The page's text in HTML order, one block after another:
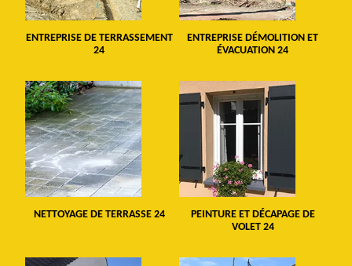
ENTREPRISE DE TERRASSEMENT
24
ENTREPRISE DÉMOLITION ET
ÉVACUATION 24
NETTOYAGE DE TERRASSE 24
PEINTURE ET DÉCAPAGE DE
VOLET 24